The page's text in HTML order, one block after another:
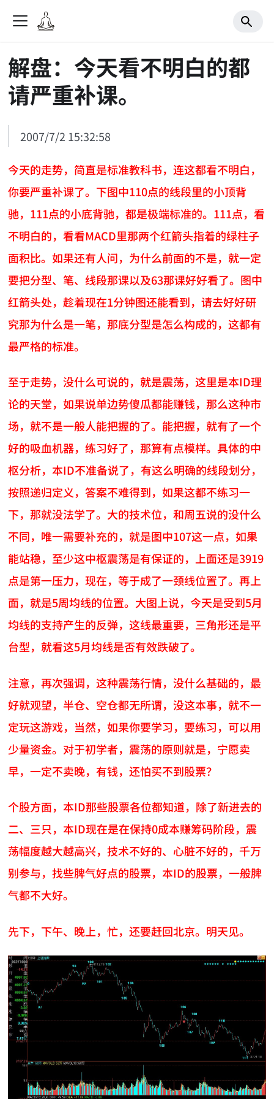
解盘：今天看不明白的都
请严重补课。
2007/7/2 15:32:58
今天的走势，简直是标准教科书，连这都看不明白，
你要严重补课了。下图中110点的线段里的小顶背
驰，111点的小底背驰，都是极端标准的。111点，看
不明白的，看看MACD里那两个红箭头指着的绿柱子
面积比。如果还有人问，为什么前面的不是，就一定
要把分型、笔、线段那课以及63那课好好看了。图中
红箭头处，趁着现在1分钟图还能看到，请去好好研
究那为什么是一笔，那底分型是怎么构成的，这都有
最严格的标准。
至于走势，没什么可说的，就是震荡，这里是本ID理
论的天堂，如果说单边势傻瓜都能赚钱，那么这种市
场，就不是一般人能把握的了。能把握，就有了一个
好的吸血机器，练习好了，那算有点模样。具体的中
枢分析，本ID不准备说了，有这么明确的线段划分，
按照递归定义，答案不难得到，如果这都不练习一
下，那就没法学了。大的技术位，和周五说的没什么
不同，唯一需要补充的，就是图中107这一点，如果
能站稳，至少这中枢震荡是有保证的，上面还是3919
点是第一压力，现在，等于成了一颈线位置了。再上
面，就是5周均线的位置。大图上说，今天是受到5月
均线的支持产生的反弹，这线最重要，三角形还是平
台型，就看这5月均线是否有效跌破了。
注意，再次强调，这种震荡行情，没什么基础的，最
好就观望，半仓、空仓都无所谓，没这本事，就不一
定玩这游戏，当然，如果你要学习，要练习，可以用
少量资金。对于初学者，震荡的原则就是，宁愿卖
早，一定不卖晚，有钱，还怕买不到股票？
个股方面，本ID那些股票各位都知道，除了新进去的
二、三只，本ID现在是在保持0成本赚筹码阶段，震
荡幅度越大越高兴，技术不好的、心脏不好的，千万
别参与，找些脾气好点的股票，本ID的股票，一般脾
气都不大好。
先下，下午、晚上，忙，还要赶回北京。明天见。